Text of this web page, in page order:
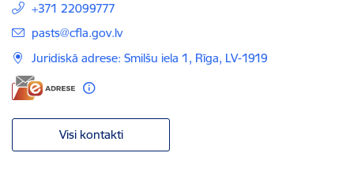
+371 22099777
E-pasts:
pasts@cfla.gov.lv
Juridiskā adrese: Smilšu iela 1, Rīga, LV-1919
Visi kontakti